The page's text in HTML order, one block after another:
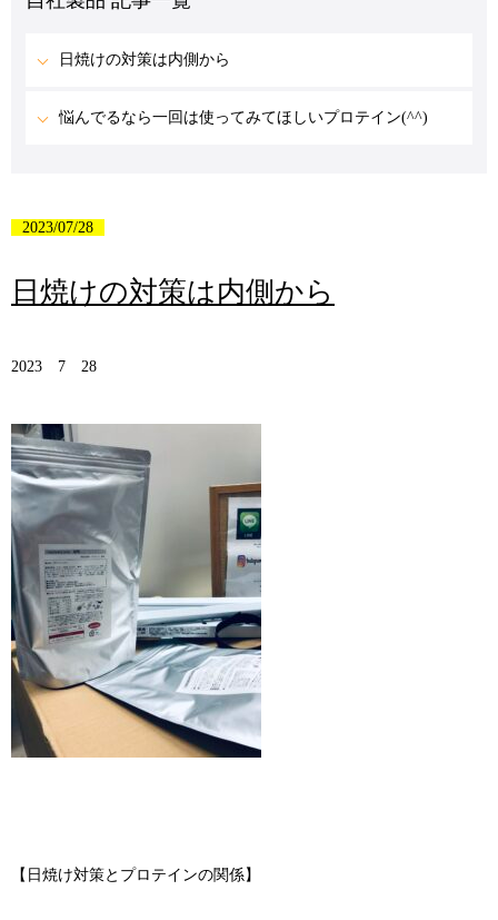
日焼けの対策は内側から
悩んでるなら一回は使ってみてほしいプロテイン(^^)
2023/07/28
日焼けの対策は内側から
2023 7 28
【日焼け対策とプロテインの関係】